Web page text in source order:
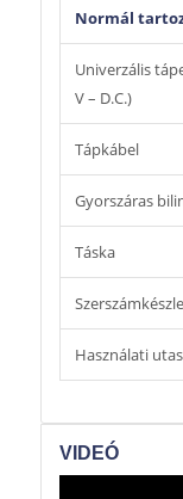
Normál
Univerzális
V – D.C.)
Tápkábel
Gyorszáras
Táska
Használati
VIDEÓ